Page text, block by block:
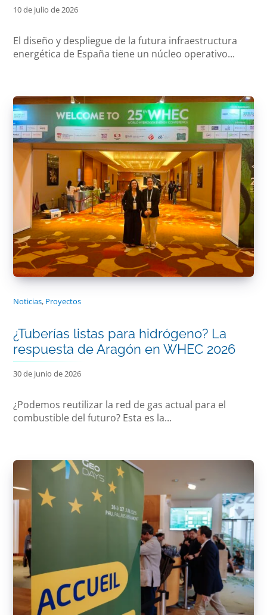
10 de julio de 2026
El diseño y despliegue de la futura infraestructura
energética de España tiene un núcleo operativo...
Noticias, Proyectos
¿Tuberías listas para hidrógeno? La
respuesta de Aragón en WHEC 2026
30 de junio de 2026
¿Podemos reutilizar la red de gas actual para el
combustible del futuro? Esta es la...